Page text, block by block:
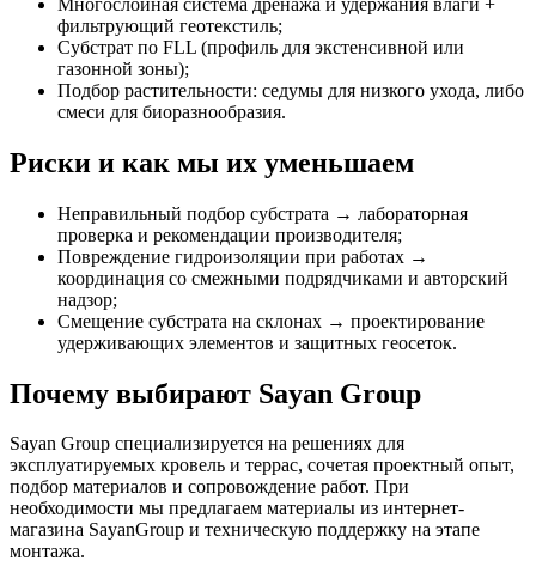
фильтрующий геотекстиль;
Субстрат по FLL (профиль для экстенсивной или
газонной зоны);
Подбор растительности: седумы для низкого ухода, либо
смеси для биоразнообразия.
Риски и как мы их уменьшаем
Неправильный подбор субстрата → лабораторная
проверка и рекомендации производителя;
Повреждение гидроизоляции при работах →
координация со смежными подрядчиками и авторский
надзор;
Смещение субстрата на склонах → проектирование
удерживающих элементов и защитных геосеток.
Почему выбирают Sayan Group
Sayan Group специализируется на решениях для
эксплуатируемых кровель и террас, сочетая проектный опыт,
подбор материалов и сопровождение работ. При
необходимости мы предлагаем материалы из интернет-
магазина SayanGroup и техническую поддержку на этапе
монтажа.